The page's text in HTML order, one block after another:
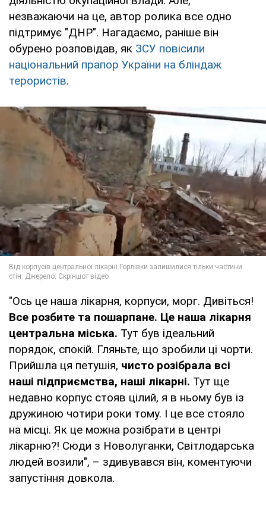
незважаючи на це, автор ролика все одно
підтримує "ДНР". Нагадаємо, раніше він
обурено розповідав, як ЗСУ повісили
національний прапор України на бліндаж
терористів.
"Ось це наша лікарня, корпуси, морг. Дивіться!
Все розбите та пошарпане. Це наша лікарня
центральна міська. Тут був ідеальний
порядок, спокій. Гляньте, що зробили ці чорти.
Прийшла ця петушія, чисто розібрала всі
наші підприємства, наші лікарні. Тут ще
недавно корпус стояв цілий, я в ньому був із
дружиною чотири роки тому. І це все стояло
на місці. Як це можна розібрати в центрі
лікарню?! Сюди з Новолуганки, Світлодарська
людей возили", – здивувався він, коментуючи
запустіння довкола.